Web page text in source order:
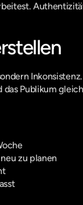
Publikum
zu planen